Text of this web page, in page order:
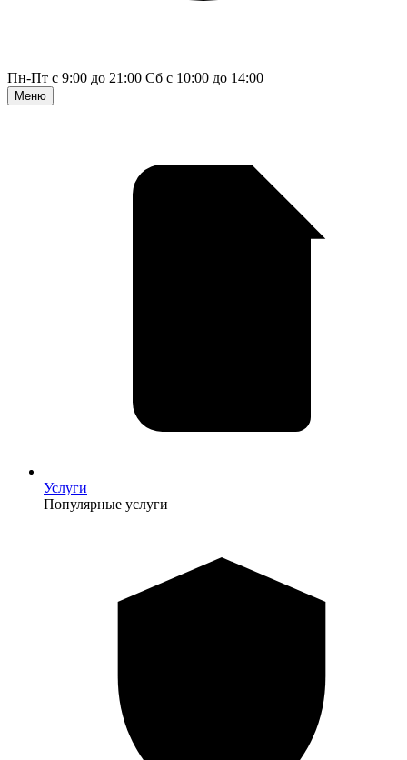
Пн-Пт с 9:00 до 21:00 Сб с 10:00 до 14:00
Меню
Услуги
Популярные услуги